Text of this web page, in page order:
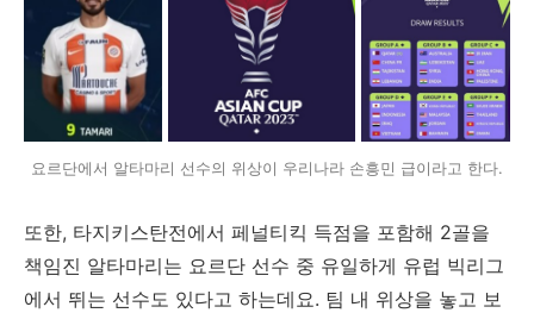
요르단에서 알타마리 선수의 위상이 우리나라 손흥민 급이라고 한다.
또한, 타지키스탄전에서 페널티킥 득점을 포함해 2골을
책임진 알타마리는 요르단 선수 중 유일하게 유럽 빅리그
에서 뛰는 선수도 있다고 하는데요. 팀 내 위상을 놓고 보